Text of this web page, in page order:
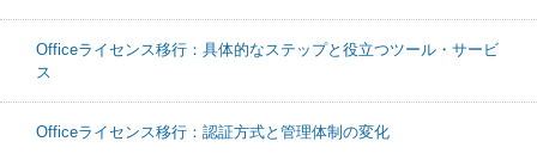
Officeライセンス移行：具体的なステップと役立つツール・サービ
ス
Officeライセンス移行：認証方式と管理体制の変化